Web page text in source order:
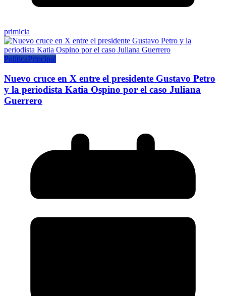
primicia
PolíticaPrincipal
Nuevo cruce en X entre el presidente Gustavo Petro
y la periodista Katia Ospino por el caso Juliana
Guerrero